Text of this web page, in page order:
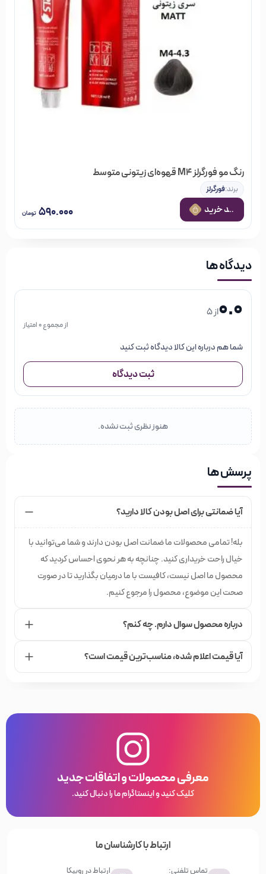
رنگ مو فورگرلز M4 قهوه‌ای زیتونی متوسط
برند:فورگرلز
۵۹۰.۰۰۰ تومان
دیدگاه ها
0.0از 5
از مجموع 0 امتیاز
شما هم درباره این کالا دیدگاه ثبت کنید
ثبت دیدگاه
هنوز نظری ثبت نشده.
پرسش ها
آیا ضمانتی برای اصل بودن کالا دارید؟
بله! تمامی محصولات ما ضمانت اصل بودن دارند و شما می‌توانید با
خیال راحت خریداری کنید. چنانچه به هر نحوی احساس کردید که
محصول ما اصل نیست، کافیست با ما درمیان بگذارید تا در صورت
صحت این موضوع، محصول را مرجوع کنیم.
درباره محصول سوال دارم. چه کنم؟
آیا قیمت اعلام شده،‌ مناسب‌ترین قیمت است؟
معرفی محصولات و اتفاقات جدید
کلیک کنید و اینستاگرام ما را دنبال کنید.
ارتباط با کارشناسان ما
تماس تلفنی: ارتباط در روبیکا